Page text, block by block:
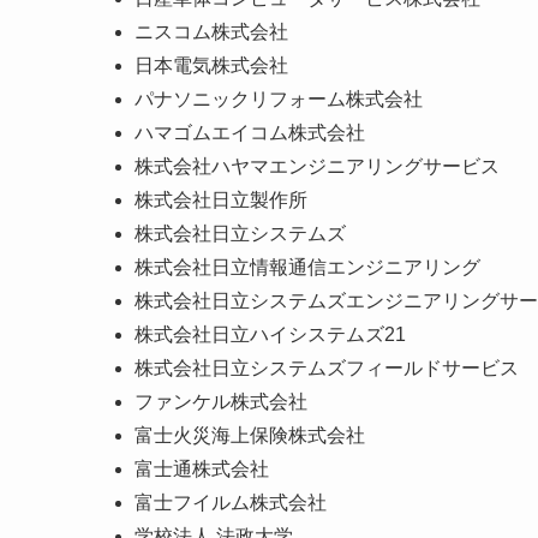
ニスコム株式会社
日本電気株式会社
パナソニックリフォーム株式会社
ハマゴムエイコム株式会社
株式会社ハヤマエンジニアリングサービス
株式会社日立製作所
株式会社日立システムズ
株式会社日立情報通信エンジニアリング
株式会社日立システムズエンジニアリングサ
株式会社日立ハイシステムズ21
株式会社日立システムズフィールドサービス
ファンケル株式会社
富士火災海上保険株式会社
富士通株式会社
富士フイルム株式会社